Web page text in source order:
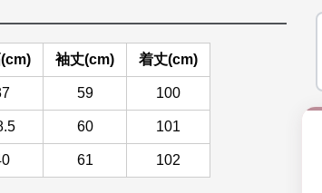
袖丈(cm) 着丈(cm)
59 100
60 101
61 102